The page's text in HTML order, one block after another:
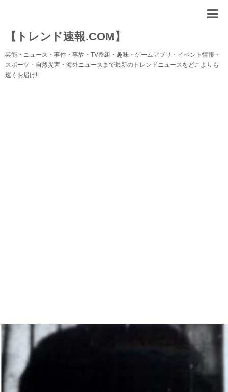
【トレンド速報.COM】
芸能・ニュース・事件・事故・TV番組・趣味・ゲームアプリ・イベント情報・
スポーツ・自然災害・海外ニュースまで最新のトレンドニュースをどこよりも
速くお届け!!